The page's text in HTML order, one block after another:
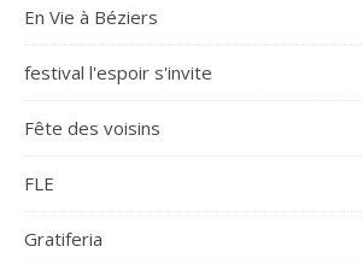
En Vie à Béziers
festival l'espoir s'invite
Fête des voisins
FLE
Gratiferia